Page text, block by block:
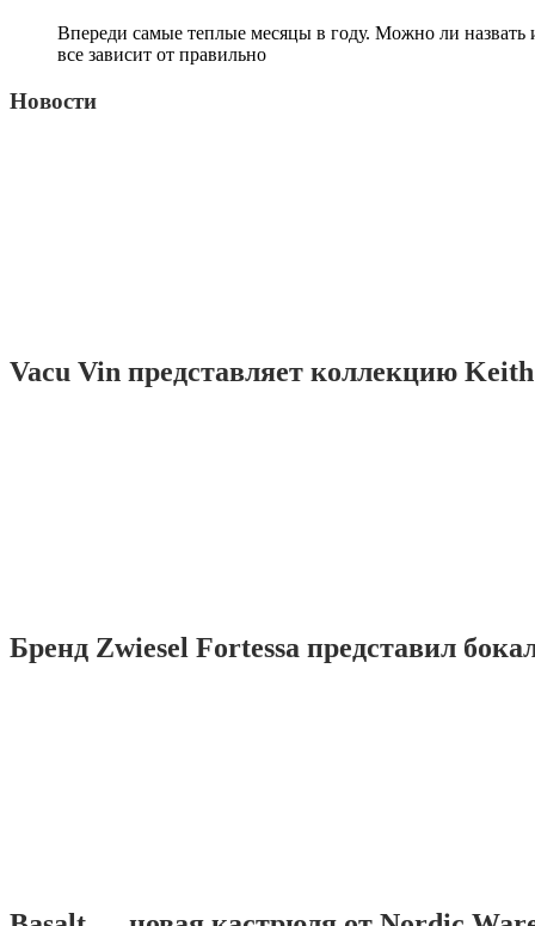
Впереди самые теплые месяцы в году. Можно ли
все зависит от правильно
Новости
Vacu Vin представляет коллекцию
Бренд Zwiesel Fortessa представил